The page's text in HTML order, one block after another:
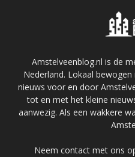
Amstelveenblog.nl is de
Nederland. Lokaal
nieuws voor en door
tot en met het kleine
aanwezig. Als een wakkere
Neem contact met ons